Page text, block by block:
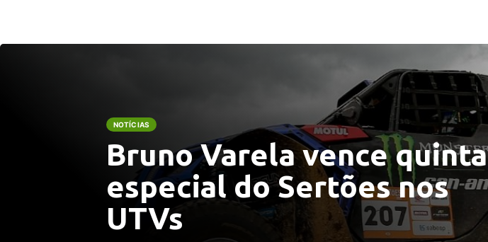
NOTÍCIAS
Bruno Varela vence quinta
especial do Sertões nos
UTVs